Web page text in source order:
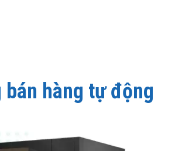
bán hàng tự động